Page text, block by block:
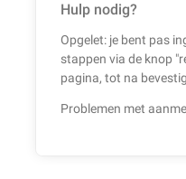
Hulp nodig?
Opgelet: je bent pas
stappen via de knop
pagina, tot na
Problemen met